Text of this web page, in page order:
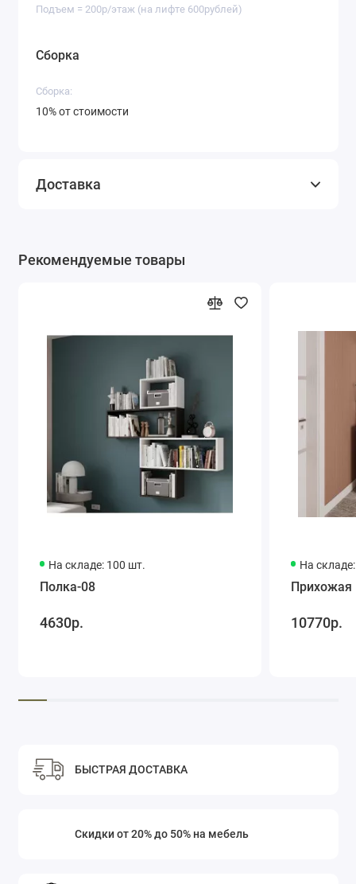
Подъем = 200р/этаж (на лифте 600рублей)
Сборка
Сборка:
10% от стоимости
Доставка
Рекомендуемые товары
На складе: 100 шт.
Полка-08
4630р.
На
Прихожая
10770р.
БЫСТРАЯ ДОСТАВКА
Скидки от 20% до 50% на мебель